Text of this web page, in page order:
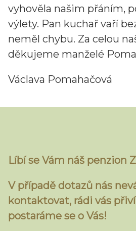
vyhověla našim přáním,
výlety. Pan kuchař vaří
neměl chybu. Za celou
děkujeme manželé
Václava Pomahačová
Líbí se Vám náš penzion
V případě dotazů nás
kontaktovat, rádi vás
postaráme se o Vás!